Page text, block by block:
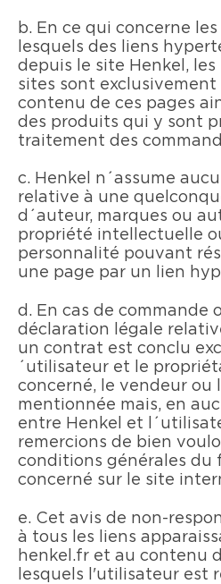
b. En ce qui concerne
lesquels des liens
depuis le site Henkel,
sites sont exclusivement
contenu de ces pages
des produits qui y sont
traitement des
c. Henkel n´assume
relative à une
d´auteur, marques ou
propriété intellectuelle
personnalité pouvant
une page par un lien
d. En cas de commande
déclaration légale
un contrat est conclu
´utilisateur et le
concerné, le vendeur ou
mentionnée mais, en
entre Henkel et
remercions de bien
conditions générales du
concerné sur le site
e. Cet avis de non-
à tous les liens
henkel.fr et au contenu
lesquels l'utilisateur est